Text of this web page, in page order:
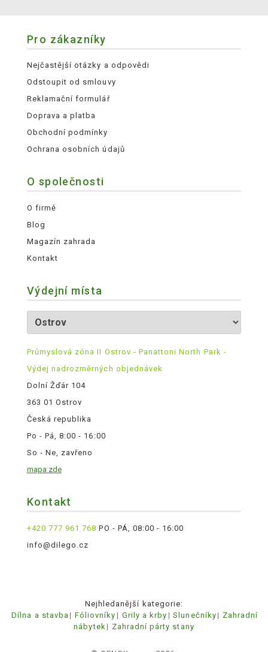
Pro zákazníky
Nejčastější otázky a odpovědi
Odstoupit od smlouvy
Reklamační formulář
Doprava a platba
Obchodní podmínky
Ochrana osobních údajů
O společnosti
O firmě
Blog
Magazín zahrada
Kontakt
Výdejní místa
Průmyslová zóna II Ostrov - Panattoni North Park -
Výdej nadrozměrných objednávek
Dolní Žďár 104
363 01 Ostrov
Česká republika
Po - Pá, 8:00 - 16:00
So - Ne, zavřeno
mapa zde
Kontakt
+420 777 961 768 PO - PÁ, 08:00 - 16:00
info@dilego.cz
Nejhledanější kategorie:
Dílna a stavba
Fóliovníky Grily a krby Slunečníky
Zahradní
nábytek
Zahradní párty stany